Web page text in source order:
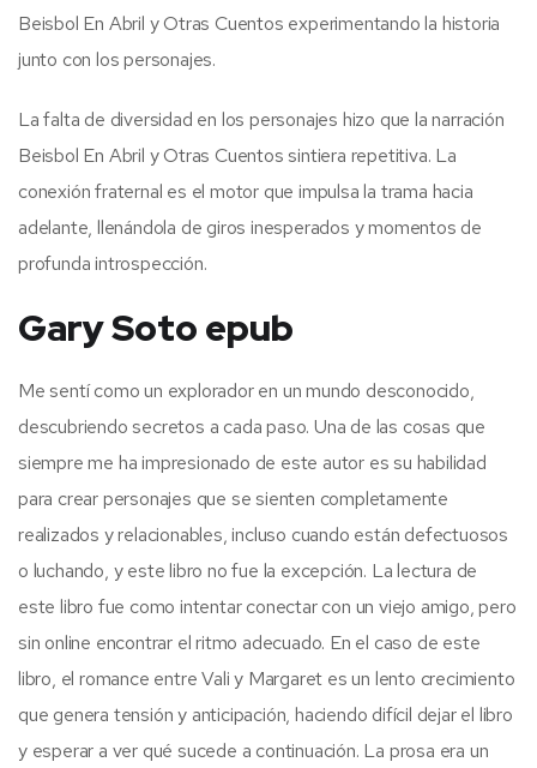
Beisbol En Abril y Otras Cuentos experimentando la historia
junto con los personajes.
La falta de diversidad en los personajes hizo que la narración
Beisbol En Abril y Otras Cuentos sintiera repetitiva. La
conexión fraternal es el motor que impulsa la trama hacia
adelante, llenándola de giros inesperados y momentos de
profunda introspección.
Gary Soto epub
Me sentí como un explorador en un mundo desconocido,
descubriendo secretos a cada paso. Una de las cosas que
siempre me ha impresionado de este autor es su habilidad
para crear personajes que se sienten completamente
realizados y relacionables, incluso cuando están defectuosos
o luchando, y este libro no fue la excepción. La lectura de
este libro fue como intentar conectar con un viejo amigo, pero
sin online encontrar el ritmo adecuado. En el caso de este
libro, el romance entre Vali y Margaret es un lento crecimiento
que genera tensión y anticipación, haciendo difícil dejar el libro
y esperar a ver qué sucede a continuación. La prosa era un